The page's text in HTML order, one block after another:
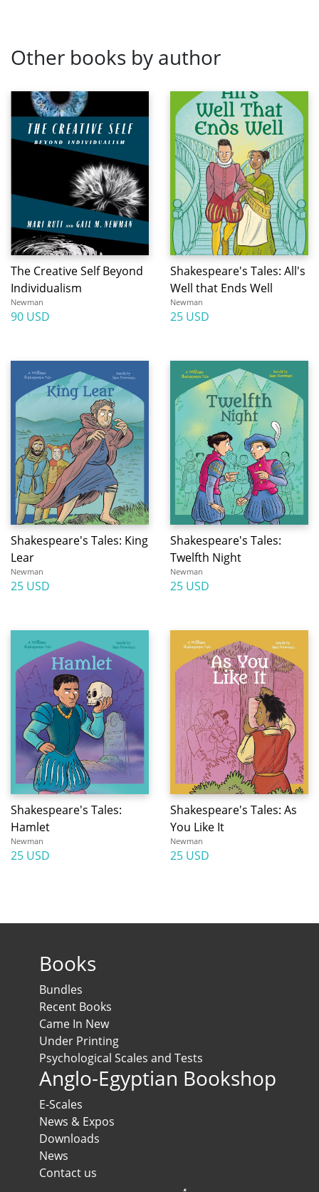
Other books by author
The Creative Self Beyond
Individualism
Newman
90 USD
Shakespeare's Tales: All's
Well that Ends Well
Newman
25 USD
Shakespeare's Tales: King
Lear
Newman
25 USD
Shakespeare's Tales:
Twelfth Night
Newman
25 USD
Shakespeare's Tales:
Hamlet
Newman
25 USD
Shakespeare's Tales: As
You Like It
Newman
25 USD
Books
Bundles
Recent Books
Came In New
Under Printing
Psychological Scales and Tests
Anglo-Egyptian Bookshop
E-Scales
News & Expos
Downloads
News
Contact us